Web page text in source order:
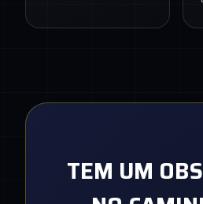
TEM UM